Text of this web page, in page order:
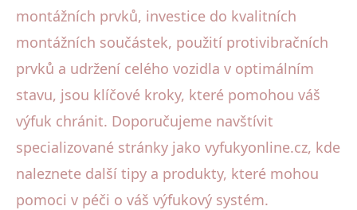
montážních prvků, investice do kvalitních
montážních součástek, použití protivibračních
prvků a udržení celého vozidla v optimálním
stavu, jsou klíčové kroky, které pomohou váš
výfuk chránit. Doporučujeme navštívit
specializované stránky jako vyfukyonline.cz, kde
naleznete další tipy a produkty, které mohou
pomoci v péči o váš výfukový systém.